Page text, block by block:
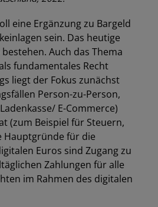
eine Ergänzung zu Bargeld
sein. Das heutige
Auch das Thema
fundamentales Recht
liegt der Fokus zunächst
Person-zu-Person,
E-Commerce)
(zum Beispiel für Steuern,
Hauptgründe für die
Euros sind Zugang zu
Zahlungen für alle
im Rahmen des digitalen